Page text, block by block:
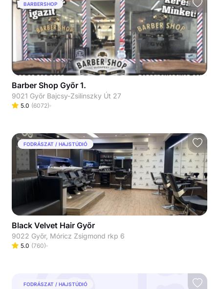
BARBERSHOP
Barber Shop Győr 1.
9021 Győr Bajcsy-Zsilinszky Út 27
5.0 (6072)
FODRÁSZAT / HAJSTÚDIÓ
Black Velvet Hair Győr
9022 Győr, Móricz Zsigmond rkp 6
5.0 (760)
FODRÁSZAT / HAJSTÚDIÓ